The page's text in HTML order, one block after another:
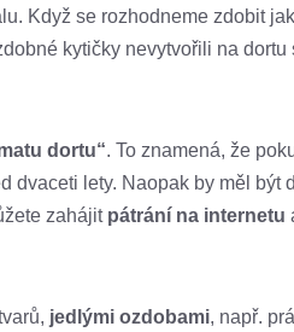
Když se rozhodneme zdobit
kytičky nevytvořili na
dortu“. To znamená, že
lety. Naopak by měl být
zahájit pátrání na internetu
jedlými ozdobami, např.